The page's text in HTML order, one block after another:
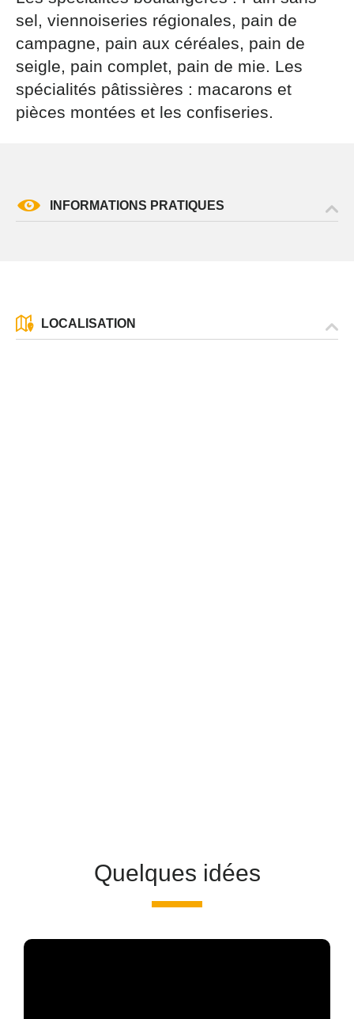
sel, viennoiseries régionales, pain de
campagne, pain aux céréales, pain de
seigle, pain complet, pain de mie. Les
spécialités pâtissières : macarons et
pièces montées et les confiseries.
INFORMATIONS PRATIQUES
LOCALISATION
Quelques idées
par courrier signé accompagné de la copie d’un titre
d’identité à l’adresse suivante : Meurthe & Moselle
Tourisme - 48 esplanade Jacques-Baudot CO 90019
54035 NANCY cedex
reCAPTCHA